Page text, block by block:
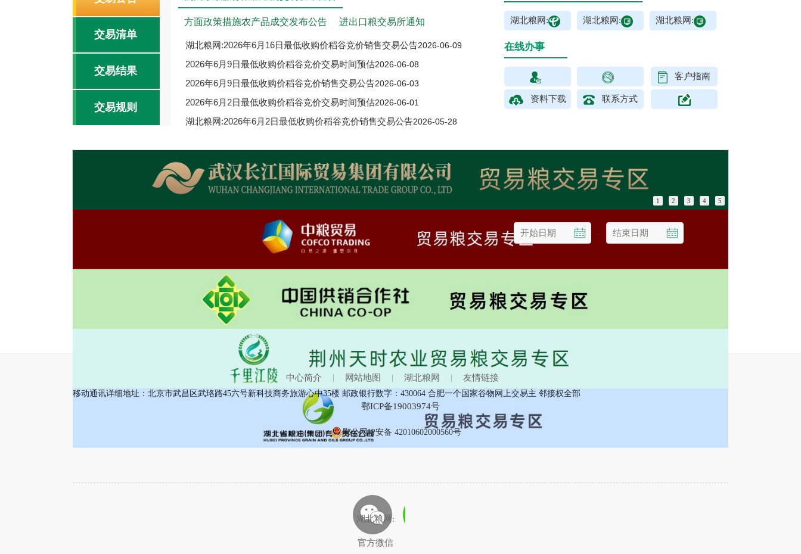
交易清单
交易结果
交易规则
方面政策措施农产品成交发布公告 进出口粮交易所通知
湖北粮网:2026年6月16日最低收购价稻谷竞价销售交易公告2026-06-09
2026年6月9日最低收购价稻谷竞价交易时间预估2026-06-08
2026年6月9日最低收购价稻谷竞价销售交易公告2026-06-03
2026年6月2日最低收购价稻谷竞价交易时间预估2026-06-01
湖北粮网:2026年6月2日最低收购价稻谷竞价销售交易公告2026-05-28
湖北粮网: 湖北粮网: 湖北粮网:
在线办事
客户指南
资料下载 联系方式
1 2 3 4 5
小麦稳中有涨 籼稻依旧承压
2026-06-09
2026-06-02
新麦收割进度加快 中晚籼稻趋弱运行
2026-05-29
2026-05-29
房价行情走势 -
中心简介 网站地图 湖北粮网 友情链接
移动通讯详细地址：北京市武昌区武珞路45六号新科技商务旅游心中35楼 邮政银行数字：430064 合肥一个国家谷物网上交易主 邻接权全部
鄂ICP备19003974号
鄂公网IP安备 42010602000560号
湖北粮网:
官方微信